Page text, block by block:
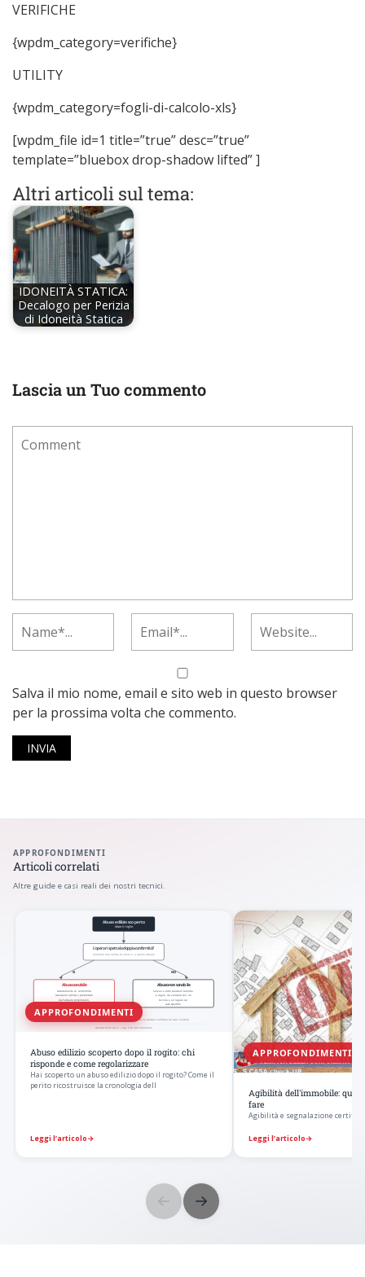
VERIFICHE
{wpdm_category=verifiche}
UTILITY
{wpdm_category=fogli-di-calcolo-xls}
[wpdm_file id=1 title=”true” desc=”true”
template=”bluebox drop-shadow lifted” ]
Altri articoli sul tema:
IDONEITÀ STATICA:
Decalogo per Perizia
di Idoneità Statica
Lascia un Tuo commento
Salva il mio nome, email e sito web in questo browser
per la prossima volta che commento.
APPROFONDIMENTI
Articoli correlati
Altre guide e casi reali dei nostri tecnici.
APPROFONDIMENTI
Abuso edilizio scoperto dopo il rogito: chi
risponde e come regolarizzare
Hai scoperto un abuso edilizio dopo il rogito? Come il
perito ricostruisce la cronologia dell
Leggi l’articolo→
APPROFONDIMENTI
Agibilità dell'immobile:
fare
Agibilità e segnalazione
Leggi l’articolo→
← →